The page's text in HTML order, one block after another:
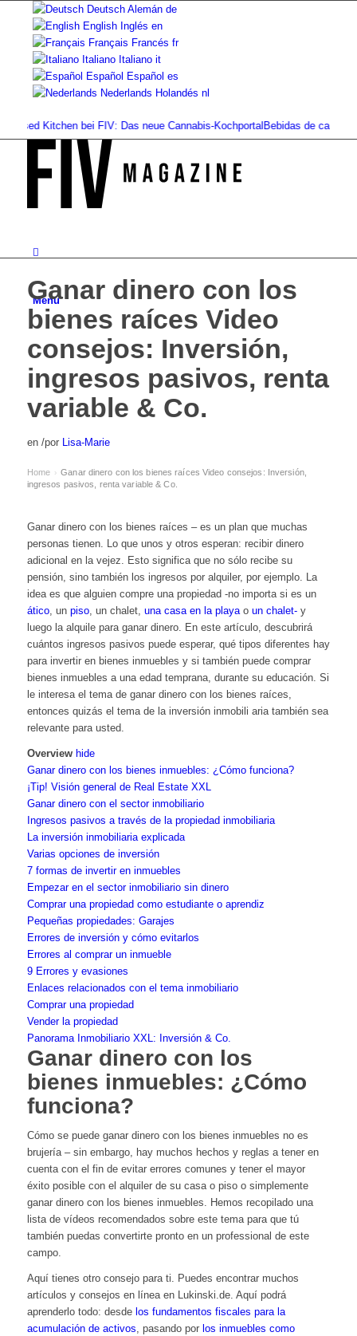
Deutsch Alemán de
English Inglés en
Français Francés fr
Italiano Italiano it
Español Español es
Nederlands Holandés nl
Kitchen bei FIV: Das neue Cannabis-KochportalBebidas de cannabis:
Menú
Ganar dinero con los
bienes raíces Video
consejos: Inversión,
ingresos pasivos, renta
variable & Co.
en /por Lisa-Marie
Home › Ganar dinero con los bienes raíces Video consejos: Inversión,
ingresos pasivos, renta variable & Co.
Ganar dinero con los bienes raíces – es un plan que muchas
personas tienen. Lo que unos y otros esperan: recibir dinero
adicional en la vejez. Esto significa que no sólo recibe su
pensión, sino también los ingresos por alquiler, por ejemplo. La
idea es que alguien compre una propiedad -no importa si es un
ático, un piso, un chalet, una casa en la playao un chalet-y
luego la alquile para ganar dinero. En este artículo, descubrirá
cuántos ingresos pasivos puede esperar, qué tipos diferentes hay
para invertir en bienes inmuebles y si también puede comprar
bienes inmuebles a una edad temprana, durante su educación. Si
le interesa el tema de ganar dinero con los bienes raíces,
entonces quizás el tema de la inversión inmobili aria también sea
relevante para usted.
Overview hide
Ganar dinero con los bienes inmuebles: ¿Cómo funciona?
¡Tip! Visión general de Real Estate XXL
Ganar dinero con el sector inmobiliario
Ingresos pasivos a través de la propiedad inmobiliaria
La inversión inmobiliaria explicada
Varias opciones de inversión
7 formas de invertir en inmuebles
Empezar en el sector inmobiliario sin dinero
Comprar una propiedad como estudiante o aprendiz
Pequeñas propiedades: Garajes
Errores de inversión y cómo evitarlos
Errores al comprar un inmueble
9 Errores y evasiones
Enlaces relacionados con el tema inmobiliario
Comprar una propiedad
Vender la propiedad
Panorama Inmobiliario XXL: Inversión & Co.
Ganar dinero con los
bienes inmuebles: ¿Cómo
funciona?
Cómo se puede ganar dinero con los bienes inmuebles no es
brujería – sin embargo, hay muchos hechos y reglas a tener en
cuenta con el fin de evitar errores comunes y tener el mayor
éxito posible con el alquiler de su casa o piso o simplemente
ganar dinero con los bienes inmuebles. Hemos recopilado una
lista de vídeos recomendados sobre este tema para que tú
también puedas convertirte pronto en un professional de este
campo.
Aquí tienes otro consejo para ti. Puedes encontrar muchos
artículos y consejos en línea en Lukinski.de. Aquí podrá
aprenderlo todo: desde los fundamentos fiscales para la
acumulación de activos, pasando por los inmuebles como